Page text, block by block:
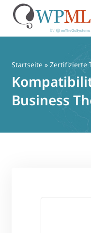
springen
Startseite » Zertifizierte
Business